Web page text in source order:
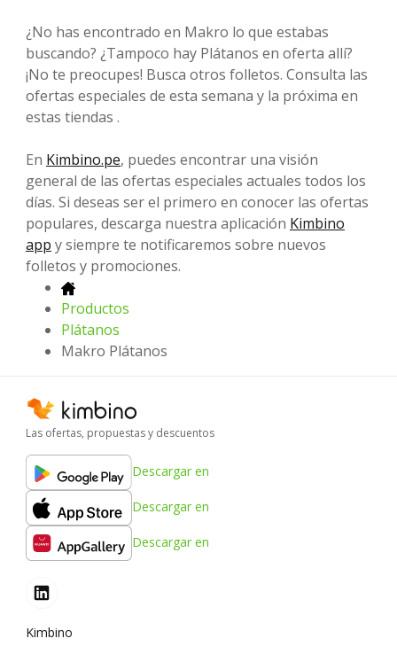
¿No has encontrado en Makro lo que estabas
buscando? ¿Tampoco hay Plátanos en oferta allí?
¡No te preocupes! Busca otros folletos. Consulta las
ofertas especiales de esta semana y la próxima en
estas tiendas .
En Kimbino.pe, puedes encontrar una visión
general de las ofertas especiales actuales todos los
días. Si deseas ser el primero en conocer las ofertas
populares, descarga nuestra aplicación Kimbino
app y siempre te notificaremos sobre nuevos
folletos y promociones.
Productos
Plátanos
Makro Plátanos
Las ofertas, propuestas y descuentos
Descargar en
Descargar en
Descargar en
Kimbino